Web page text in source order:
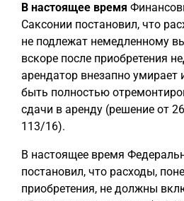
В настоящее время
Саксонии постановил, что
не подлежат немедленному
вскоре после приобретения
арендатор внезапно умирает
быть полностью
сдачи в аренду (решение от
113/16).
В настоящее время
постановил, что расходы,
приобретения, не должны